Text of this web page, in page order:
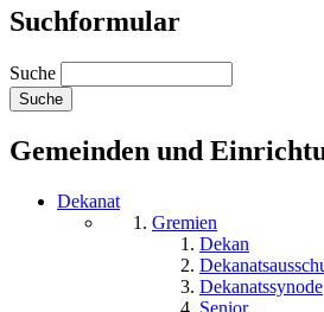
Suchformular
Suche
Gemeinden und
Dekanat
Gremien
Dekan
Dekanatssynode
Senior